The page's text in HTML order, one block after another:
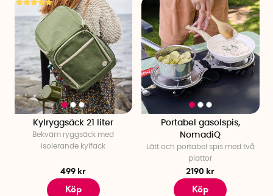
Kylryggsäck 21 liter
Bekväm ryggsäck med
isolerande kylfack
499 kr
Köp
Portabel gasolspis,
NomadiQ
Lätt och portabel spis med två
plattor
2190 kr
Köp